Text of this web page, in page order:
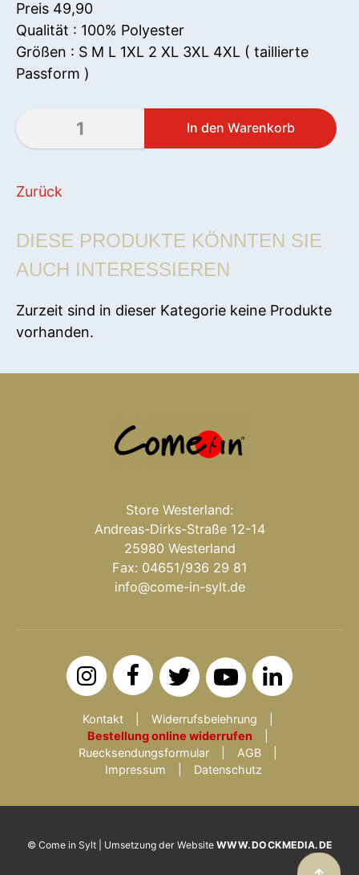
Preis 49,90
Qualität : 100% Polyester
Größen : S M L 1XL 2 XL 3XL 4XL ( taillierte
Passform )
Zurück
DIESE PRODUKTE KÖNNTEN SIE
AUCH INTERESSIEREN
Zurzeit sind in dieser Kategorie keine Produkte
vorhanden.
Store Westerland:
Andreas-Dirks-Straße 12-14
25980 Westerland
Fax: 04651/936 29 81
info@come-in-sylt.de
Kontakt
Widerrufsbelehrung
Bestellung online widerrufen
Ruecksendungsformular
AGB
Impressum
Datenschutz
© Come in Sylt | Umsetzung der Website WWW.DOCKMEDIA.DE